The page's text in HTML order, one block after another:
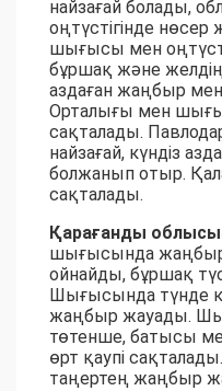
найзағай болады,
оңтүстігінде нөсер
шығысы мен
бұршақ және
аздаған жаңбыр
Орталығы мен
сақталады.
найзағай, күндіз
болжанып отыр.
сақталады.
Қарағанды
шығысында жаңбыр
ойнайды, бұршақ
Шығысында түнде
жаңбыр жауады.
төтенше, батысы
өрт қаупі
таңертең жаңбыр